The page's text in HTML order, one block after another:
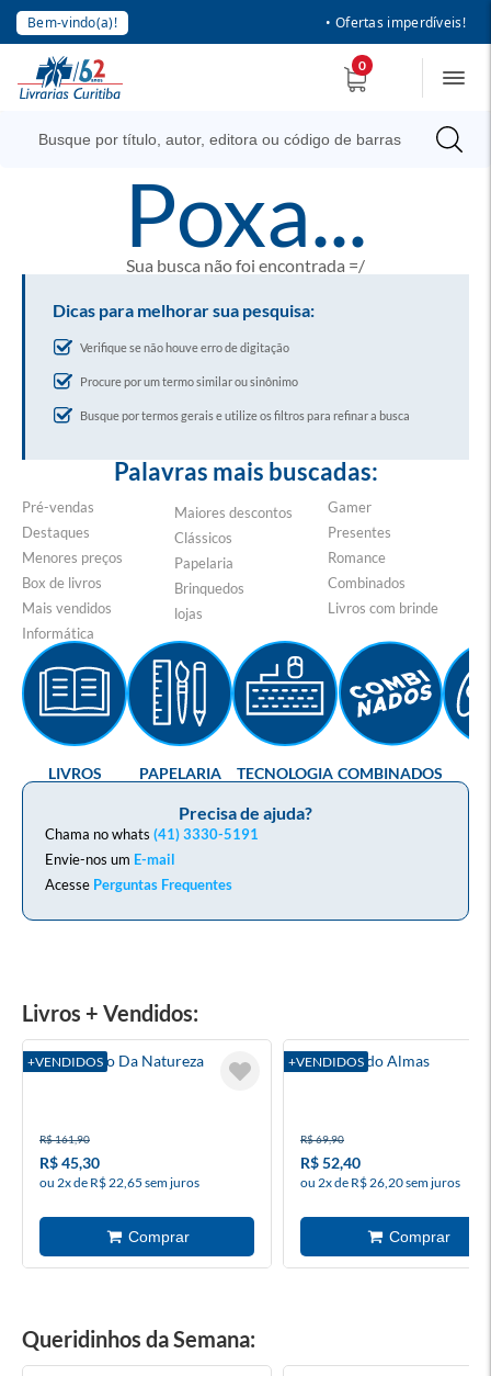
Bem-vindo(a)! • Ofertas imperdíveis!
0
poxa...
Sua busca não foi encontrada =/
Dicas para melhorar sua pesquisa:
Verifique se não houve erro de digitação
Procure por um termo similar ou sinônimo
Busque por termos gerais e utilize os filtros para refinar a busca
Palavras mais buscadas:
Pré-vendas
Destaques
Menores preços
Box de livros
Mais vendidos
Informática
Maiores descontos
Clássicos
Papelaria
Brinquedos
lojas
Gamer
Presentes
Romance
Combinados
Livros com brinde
Precisa de ajuda?
Chama no whats (41) 3330-5191
Envie-nos um E-mail
Acesse Perguntas Frequentes
LIVROS PAPELARIA TECNOLOGIA COMBINADOS
Livros + Vendidos:
+VENDIDOS
A Invenção Da Natureza
R$ 161,90
R$ 45,30
ou 2x de R$ 22,65 sem juros
+VENDIDOS
Conectando Almas
R$ 69,90
R$ 52,40
ou 2x de R$ 26,20 sem juros
Queridinhos da Semana: